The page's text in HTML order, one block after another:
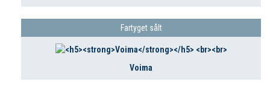
Fartyget sålt
Voima